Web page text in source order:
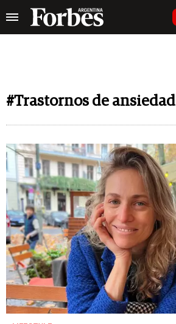
#Trastornos de ansiedad